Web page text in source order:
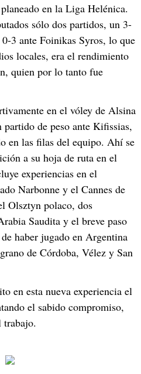
en la Liga Helénica.
sólo dos partidos, un 3-
3 ante Foinikas Syros, lo que
locales, era el rendimiento
quien por lo tanto fue
en el vóley de Alsina
partido de peso ante Kifissias,
en las filas del equipo. Ahí se
a su hoja de ruta en el
experiencias en el
Narbonne y el Cannes de
Olsztyn polaco, dos
Saudita y el breve paso
haber jugado en Argentina
de Córdoba, Vélez y San
en esta nueva experiencia el
el sabido compromiso,
trabajo.